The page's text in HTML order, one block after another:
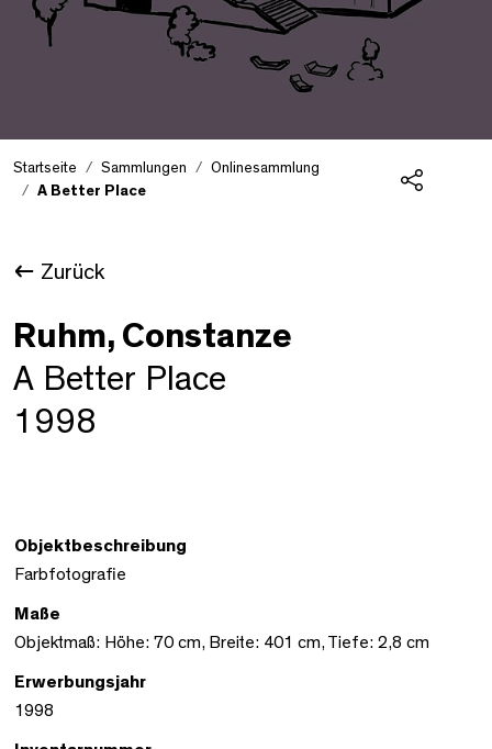
Startseite Sammlungen
Onlinesammlung
A Better Place
Zurück
Ruhm, Constanze
A Better Place
1998
Objektbeschreibung
Farbfotografie
Maße
Objektmaß: Höhe: 70 cm, Breite: 401 cm, Tiefe: 2,8 cm
Erwerbungsjahr
1998